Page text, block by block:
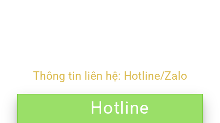
Thông tin liên hệ: Hotline/Zalo
Hotline